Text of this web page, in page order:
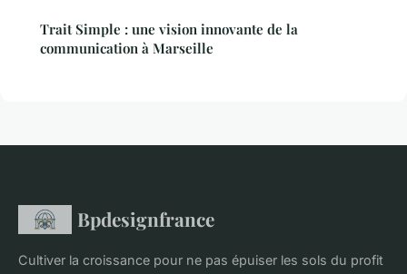
Trait Simple : une vision innovante de la
communication à Marseille
Bpdesignfrance
Cultiver la croissance pour ne pas épuiser les sols du profit